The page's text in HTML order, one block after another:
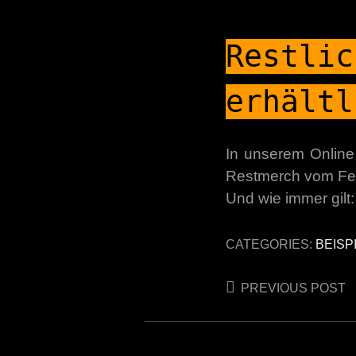
In unserem
Restmerch vom
Und wie immer
CATEGORIES:
Post
navigation
PREVIOUS POST